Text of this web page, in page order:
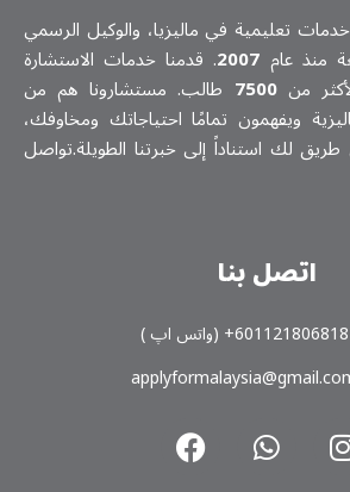
تعلیمیة في ماليزيا، والوكيل الرسمي
منذ عام 2007. قدمنا خدمات الاستشارة
من7500 طالب. مستشارونا هم من
ويفهمون تمامًا احتياجاتك ومخاوفك،
لك استناداً إلى خبرتنا الطويلة.تواصل
اتصل بنا
601121806818+ (واتس اپ )